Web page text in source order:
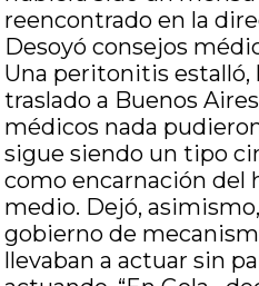
reencontrado en la
Desoyó consejos
Una peritonitis estalló,
traslado a Buenos
médicos nada
sigue siendo un tipo
como encarnación del
medio. Dejó,
gobierno de
llevaban a actuar sin